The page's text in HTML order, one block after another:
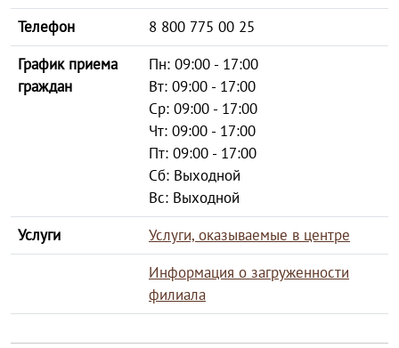
Телефон
8 800 775 00 25
График приема
граждан
Пн: 09:00 - 17:00
Вт: 09:00 - 17:00
Ср: 09:00 - 17:00
Чт: 09:00 - 17:00
Пт: 09:00 - 17:00
Сб: Выходной
Вс: Выходной
Услуги
Услуги, оказываемые в центре
Информация о загруженности
филиала